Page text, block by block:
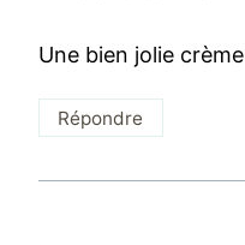
Une bien jolie crème
Répondre